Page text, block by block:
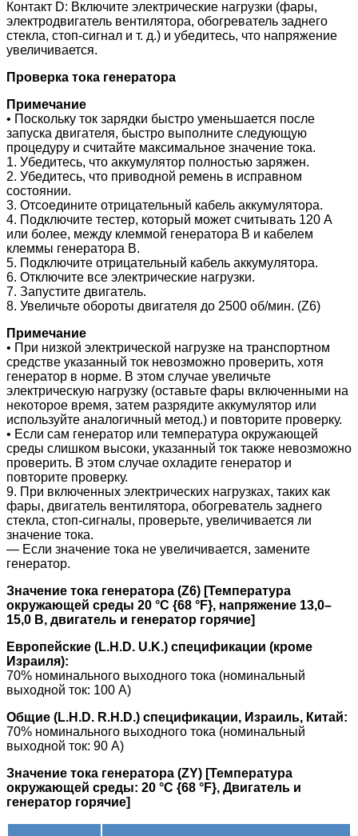
Контакт D: Включите электрические нагрузки (фары,
электродвигатель вентилятора, обогреватель заднего
стекла, стоп-сигнал и т. д.) и убедитесь, что напряжение
увеличивается.
Проверка тока генератора
Примечание
• Поскольку ток зарядки быстро уменьшается после
запуска двигателя, быстро выполните следующую
процедуру и считайте максимальное значение тока.
1. Убедитесь, что аккумулятор полностью заряжен.
2. Убедитесь, что приводной ремень в исправном
состоянии.
3. Отсоедините отрицательный кабель аккумулятора.
4. Подключите тестер, который может считывать 120 А
или более, между клеммой генератора В и кабелем
клеммы генератора В.
5. Подключите отрицательный кабель аккумулятора.
6. Отключите все электрические нагрузки.
7. Запустите двигатель.
8. Увеличьте обороты двигателя до 2500 об/мин. (Z6)
Примечание
• При низкой электрической нагрузке на транспортном
средстве указанный ток невозможно проверить, хотя
генератор в норме. В этом случае увеличьте
электрическую нагрузку (оставьте фары включенными на
некоторое время, затем разрядите аккумулятор или
используйте аналогичный метод.) и повторите проверку.
• Если сам генератор или температура окружающей
среды слишком высоки, указанный ток также невозможно
проверить. В этом случае охладите генератор и
повторите проверку.
9. При включенных электрических нагрузках, таких как
фары, двигатель вентилятора, обогреватель заднего
стекла, стоп-сигналы, проверьте, увеличивается ли
значение тока.
― Если значение тока не увеличивается, замените
генератор.
Значение тока генератора (Z6) [Температура
окружающей среды 20 °C {68 °F}, напряжение 13,0–
15,0 В, двигатель и генератор горячие]
Европейские (L.H.D. U.K.) спецификации (кроме
Израиля):
70% номинального выходного тока (номинальный
выходной ток: 100 А)
Общие (L.H.D. R.H.D.) спецификации, Израиль, Китай:
70% номинального выходного тока (номинальный
выходной ток: 90 А)
Значение тока генератора (ZY) [Температура
окружающей среды: 20 °C {68 °F}, Двигатель и
генератор горячие]